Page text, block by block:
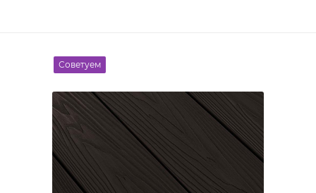
Советуем